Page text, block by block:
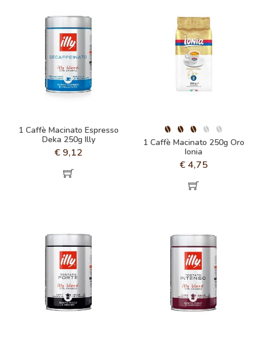
1 Caffè Macinato Espresso
Deka 250g Illy
€ 9,12
1 Caffè Macinato 250g Oro
Ionia
€ 4,75